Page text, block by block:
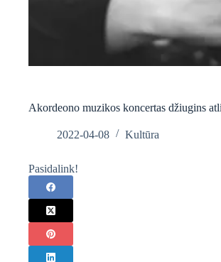
Akordeono muzikos koncertas džiugins
2022-04-08 Kultūra
Pasidalink!